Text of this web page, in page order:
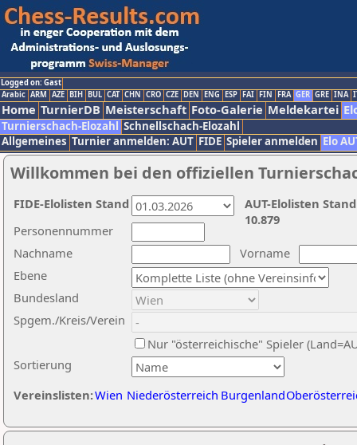
Logged on: Gast
Arabic ARM AZE BIH BUL CAT CHN CRO CZE DEN ENG ESP FAI FIN FRA GER GRE INA
Home TurnierDB Meisterschaft Foto-Galerie Meldekartei
Turnierschach-Elozahl Schnellschach-Elozahl
Allgemeines Turnier anmelden: AUT FIDE Spieler anmelden Elo
Willkommen bei den offiziellen
Nachname
Vorname
Ebene
Sortierung
Personennummer
Bundesland
Spgem./Kreis/Verein
Nur "österreichische" Spieler
Vereinslisten:Wien Niederösterreich Burgenland
AUT-Elolisten
10.879
FIDE-Elolisten Stand